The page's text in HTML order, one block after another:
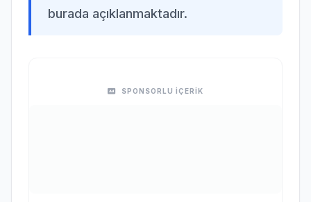
burada açıklanmaktadır.
SPONSORLU İÇERİK